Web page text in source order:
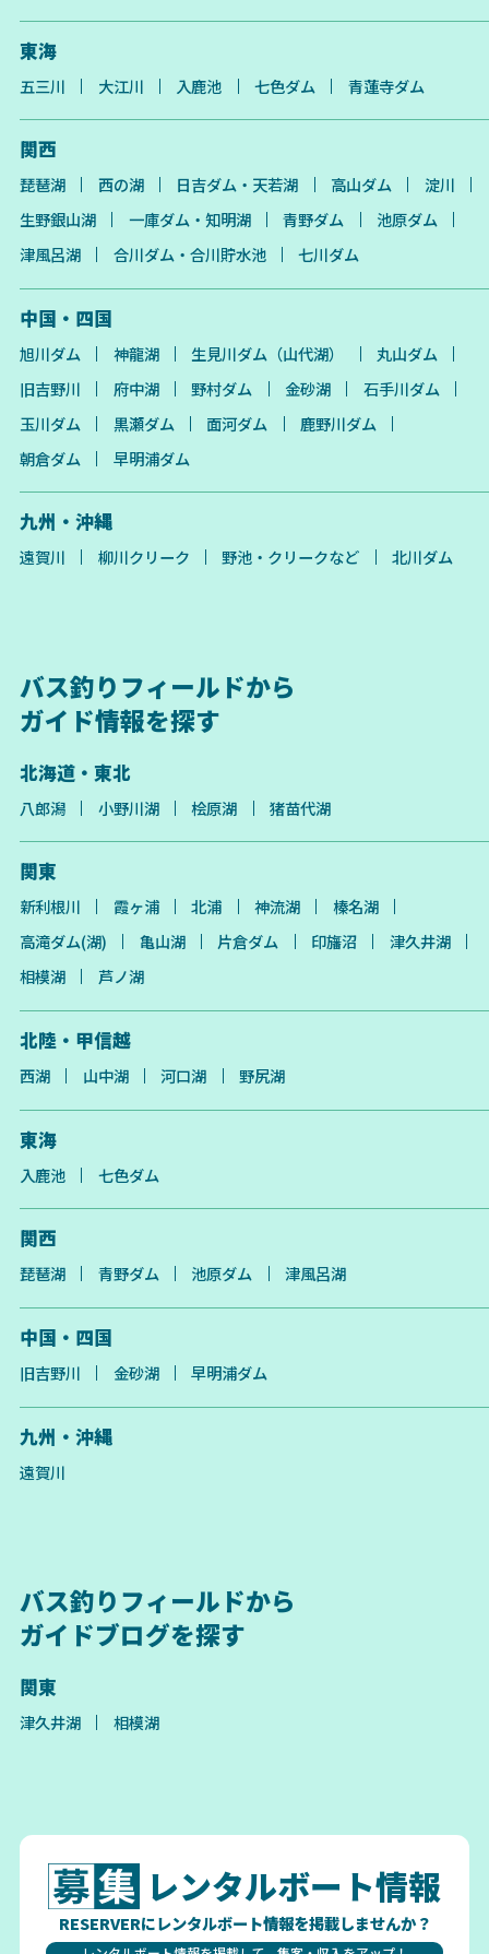
東海
五三川 大江川 入鹿池 七色ダム 青蓮寺ダム
関西
琵琶湖 西の湖 日吉ダム・天若湖 高山ダム
淀川
生野銀山湖
一庫ダム・知明湖 青野ダム
池原ダム
津風呂湖
合川ダム・合川貯水池 七川ダム
中国・四国
旭川ダム 神龍湖 生見川ダム（山代湖）
丸山ダム
旧吉野川
府中湖 野村ダム 金砂湖
石手川ダム
玉川ダム
黒瀬ダム 面河ダム
鹿野川ダム
朝倉ダム
早明浦ダム
九州・沖縄
遠賀川 柳川クリーク 野池・クリークなど 北川ダム
バス釣りフィールドから
ガイド情報を探す
北海道・東北
八郎潟 小野川湖 桧原湖 猪苗代湖
関東
新利根川 霞ヶ浦 北浦 神流湖
榛名湖
高滝ダム(湖)
亀山湖 片倉ダム 印旛沼
津久井湖
相模湖
芦ノ湖
北陸・甲信越
西湖 山中湖 河口湖 野尻湖
東海
入鹿池 七色ダム
関西
琵琶湖 青野ダム 池原ダム 津風呂湖
中国・四国
旧吉野川 金砂湖 早明浦ダム
九州・沖縄
遠賀川
バス釣りフィールドから
ガイドブログを探す
関東
津久井湖 相模湖
レンタルボート情報
RESERVERにレンタルボート情報を掲載しませんか？